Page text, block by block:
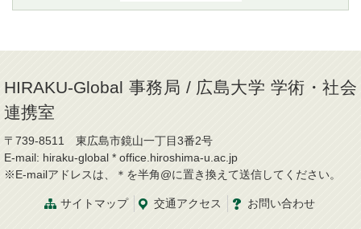
HIRAKU-Global 事務局 / 広島大学 学術・社会
連携室
〒739-8511 東広島市鏡山一丁目3番2号
E-mail: hiraku-global * office.hiroshima-u.ac.jp
※E-mailアドレスは、＊を半角@に置き換えて送信してください。
サイトマップ 交通アクセス お問い合わせ